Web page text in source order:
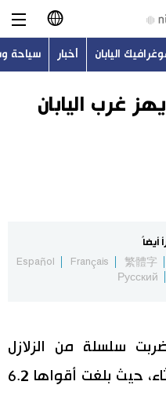
日本語
English
Español
اليابان أخبار سياحة
أيضاً
繁體字
Français
Español
Русский
سلسلة من الزلازل
القوية غرب اليابان صباح الثلاثاء، حيث بلغت أقواها 6.2